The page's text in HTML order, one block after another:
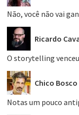
Não, você não vai
Ricardo
O storytelling
Chico Bosco
Notas um pouco